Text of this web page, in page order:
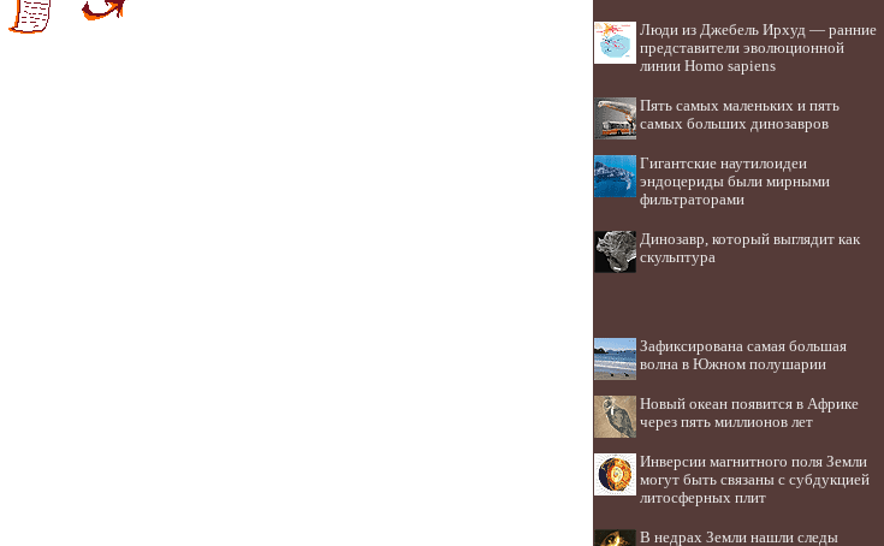
Люди из Джебель Ирхуд — ранние
представители эволюционной
линии Homo sapiens
Пять самых маленьких и пять
самых больших динозавров
Гигантские наутилоидеи
эндоцериды были мирными
фильтраторами
Динозавр, который выглядит как
скульптура
Зафиксирована самая большая
волна в Южном полушарии
Новый океан появится в Африке
через пять миллионов лет
Инверсии магнитного поля Земли
могут быть связаны с субдукцией
литосферных плит
В недрах Земли нашли следы